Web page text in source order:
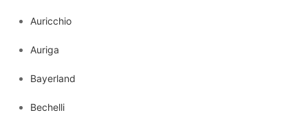
Auricchio
Auriga
Bayerland
Bechelli